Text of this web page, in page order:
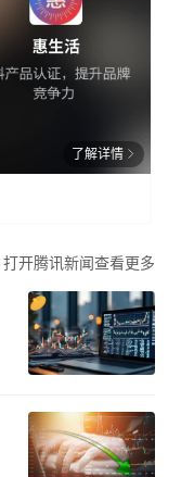
了解详情
打开腾讯新闻查看更多